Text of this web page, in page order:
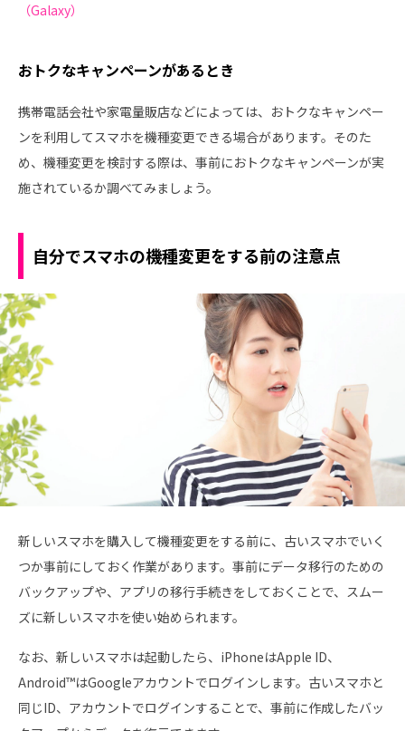
（Galaxy）
おトクなキャンペーンがあるとき
携帯電話会社や家電量販店などによっては、おトクなキャンペー
ンを利用してスマホを機種変更できる場合があります。そのた
め、機種変更を検討する際は、事前におトクなキャンペーンが実
施されているか調べてみましょう。
自分でスマホの機種変更をする前の注意点
新しいスマホを購入して機種変更をする前に、古いスマホでいく
つか事前にしておく作業があります。事前にデータ移行のための
バックアップや、アプリの移行手続きをしておくことで、スムー
ズに新しいスマホを使い始められます。
なお、新しいスマホは起動したら、iPhoneはApple ID、
Android™はGoogleアカウントでログインします。古いスマホと
同じID、アカウントでログインすることで、事前に作成したバッ